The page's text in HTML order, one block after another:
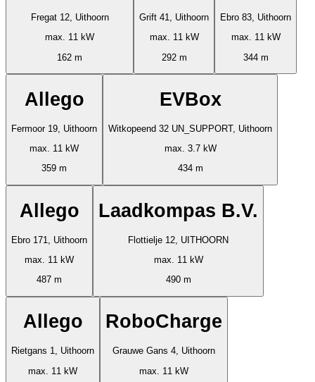
Fregat 12, Uithoorn
max. 11 kW
162 m
Grift 41, Uithoorn
max. 11 kW
292 m
Ebro 83, Uithoorn
max. 11 kW
344 m
Allego
Fermoor 19, Uithoorn
max. 11 kW
359 m
EVBox
Witkopeend 32 UN_SUPPORT, Uithoorn
max. 3.7 kW
434 m
Allego
Ebro 171, Uithoorn
max. 11 kW
487 m
Laadkompas B.V.
Flottielje 12, UITHOORN
max. 11 kW
490 m
Allego
Rietgans 1, Uithoorn
max. 11 kW
RoboCharge
Grauwe Gans 4, Uithoorn
max. 11 kW